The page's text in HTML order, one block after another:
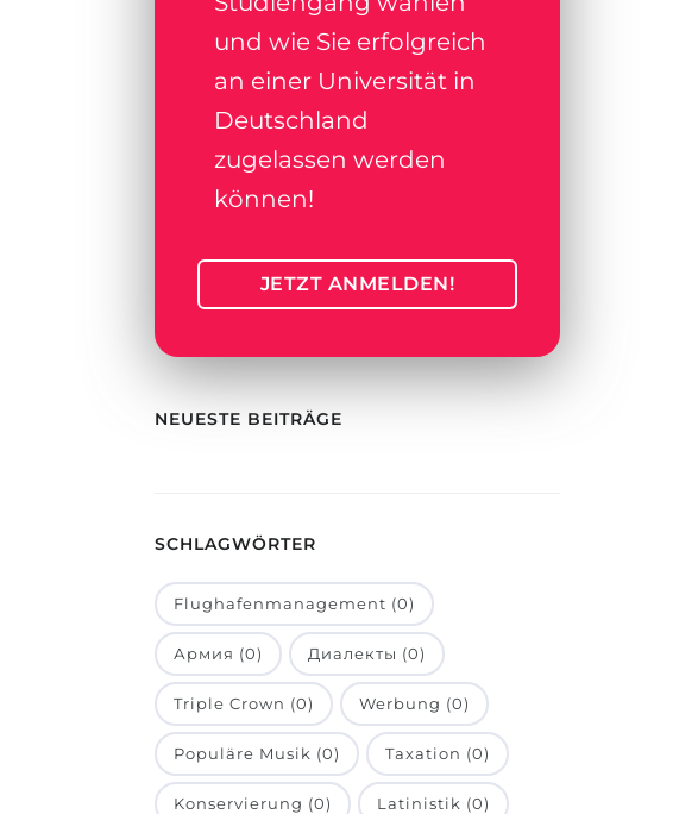
und wie Sie erfolgreich
an einer Universität in
Deutschland
zugelassen werden
können!
JETZT ANMELDEN!
NEUESTE BEITRÄGE
SCHLAGWÖRTER
Flughafenmanagement (0)
Армия (0) Диалекты (0)
Triple Crown (0) Werbung (0)
Populäre Musik (0) Taxation (0)
Konservierung (0) Latinistik (0)